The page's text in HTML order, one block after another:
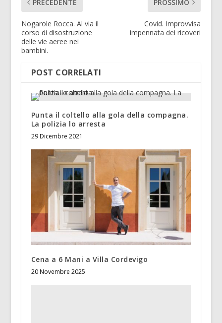
PRECEDENTE
Nogarole Rocca. Al via il
corso di disostruzione
delle vie aeree nei
bambini.
PROSSIMO
Covid. Improvvisa
impennata dei ricoveri
POST CORRELATI
Punta il coltello alla gola della compagna.
La polizia lo arresta
29 Dicembre 2021
Cena a 6 Mani a Villa Cordevigo
20 Novembre 2025